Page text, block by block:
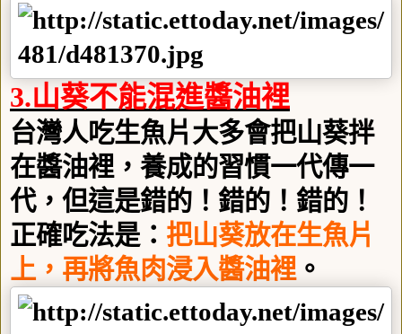
3.山葵不能混進醬油裡
台灣人吃生魚片大多會把山葵拌
在醬油裡，養成的習慣一代傳一
代，但這是錯的！錯的！錯的！
正確吃法是： 把山葵放在生魚片
上，再將魚肉浸入醬油裡 。